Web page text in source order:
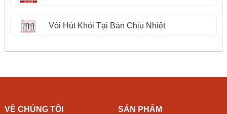
Vòi Hút Khói Tại Bàn Chịu Nhiệt
VỀ CHÚNG TÔI SẢN PHẨM